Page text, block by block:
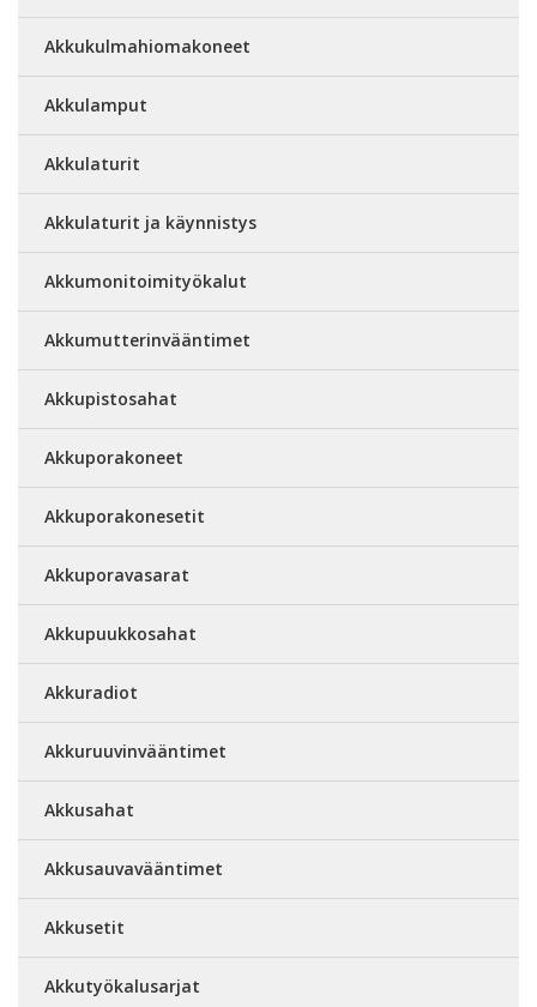
Akkukulmahiomakoneet
Akkulamput
Akkulaturit
Akkulaturit ja käynnistys
Akkumonitoimityökalut
Akkumutterinvääntimet
Akkupistosahat
Akkuporakoneet
Akkuporakonesetit
Akkuporavasarat
Akkupuukkosahat
Akkuradiot
Akkuruuvinvääntimet
Akkusahat
Akkusauvavääntimet
Akkusetit
Akkutyökalusarjat